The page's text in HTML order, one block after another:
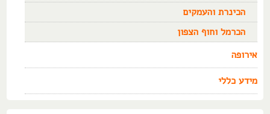
הכינרת והעמקים
הכרמל וחוף הצפון
אירופה
מידע כללי